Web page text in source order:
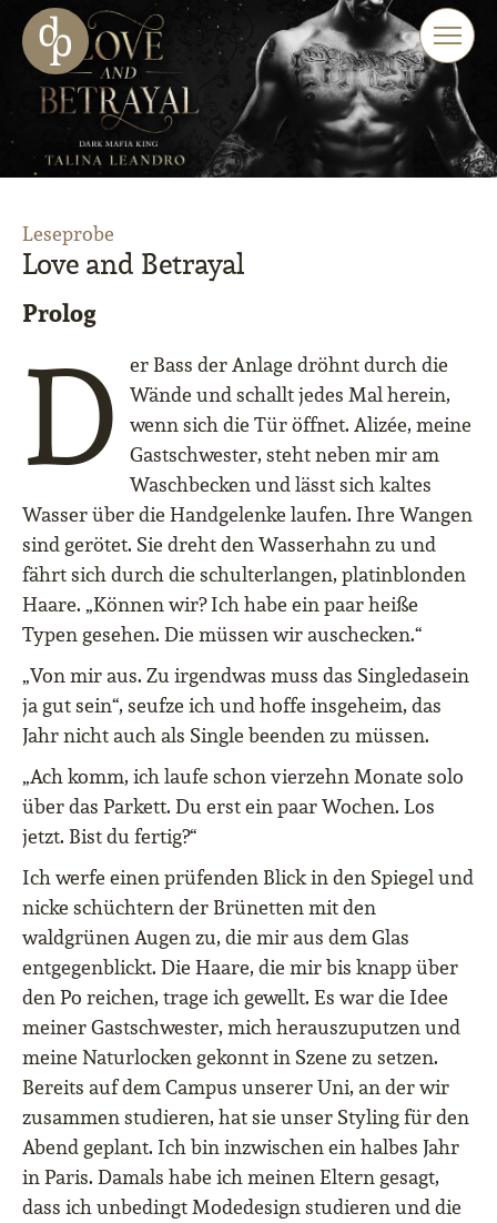
Zum Haupt-Inhalt springen
Zur Navigation springen
Zur Website-Suche springen
Leseprobe
Love and Betrayal
Prolog
D
er Bass der Anlage dröhnt durch die
Wände und schallt jedes Mal herein,
wenn sich die Tür öffnet. Alizée, meine
Gastschwester, steht neben mir am
Waschbecken und lässt sich kaltes
Wasser über die Handgelenke laufen. Ihre Wangen
sind gerötet. Sie dreht den Wasserhahn zu und
fährt sich durch die schulterlangen, platinblonden
Haare. „Können wir? Ich habe ein paar heiße
Typen gesehen. Die müssen wir auschecken.“
„Von mir aus. Zu irgendwas muss das Singledasein
ja gut sein“, seufze ich und hoffe insgeheim, das
Jahr nicht auch als Single beenden zu müssen.
„Ach komm, ich laufe schon vierzehn Monate solo
über das Parkett. Du erst ein paar Wochen. Los
jetzt. Bist du fertig?“
Ich werfe einen prüfenden Blick in den Spiegel und
nicke schüchtern der Brünetten mit den
waldgrünen Augen zu, die mir aus dem Glas
entgegenblickt. Die Haare, die mir bis knapp über
den Po reichen, trage ich gewellt. Es war die Idee
meiner Gastschwester, mich herauszuputzen und
meine Naturlocken gekonnt in Szene zu setzen.
Bereits auf dem Campus unserer Uni, an der wir
zusammen studieren, hat sie unser Styling für den
Abend geplant. Ich bin inzwischen ein halbes Jahr
in Paris. Damals habe ich meinen Eltern gesagt,
dass ich unbedingt Modedesign studieren und die